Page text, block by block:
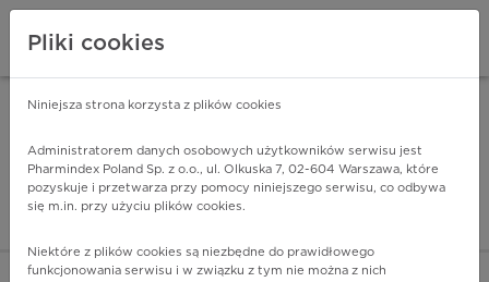
Pharmindex - lider
ZALOGUJ SIĘ
Pliki cookies
Niniejsza strona korzysta z plików cookies
Administratorem danych osobowych użytkowników serwisu jest
Pharmindex Poland Sp. z o.o., ul. Olkuska 7, 02-604 Warszawa, które
pozyskuje i przetwarza przy pomocy niniejszego serwisu, co odbywa
się m.in. przy użyciu plików cookies.
Niektóre z plików cookies są niezbędne do prawidłowego
funkcjonowania serwisu i w związku z tym nie można z nich
ZA DARMO - w Google Play INSTALUJ